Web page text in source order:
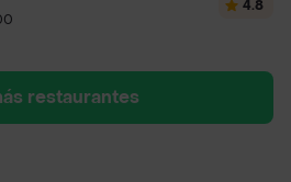
4.8
restaurantes